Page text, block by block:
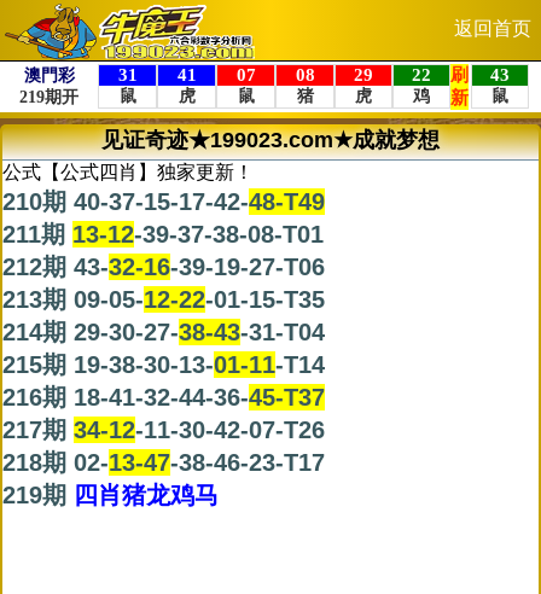
返回首页
见证奇迹★199023.com★成就梦想
公式【公式四肖】独家更新！
210期 40-37-15-17-42-48-T49
211期 13-12-39-37-38-08-T01
212期 43-32-16-39-19-27-T06
213期 09-05-12-22-01-15-T35
214期 29-30-27-38-43-31-T04
215期 19-38-30-13-01-11-T14
216期 18-41-32-44-36-45-T37
217期 34-12-11-30-42-07-T26
218期 02-13-47-38-46-23-T17
219期 四肖猪龙鸡马